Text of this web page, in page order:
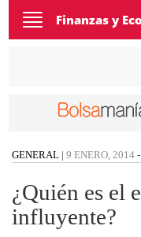
Toggle
navigation
Finanzas y
GENERAL | 9 ENERO, 2014 -
¿Quién es el
influyente?